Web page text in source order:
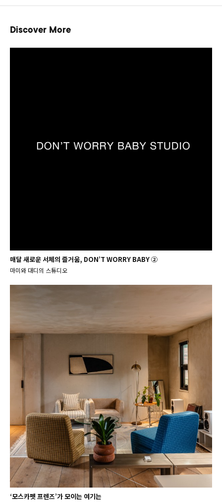
Discover More
매달 새로운 서체의 즐거움, DON’T WORRY BABY ②
마미와 대디의 스튜디오
‘모스카펫 프렌즈’가 모이는 여기는